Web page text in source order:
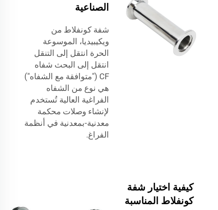
الصناعية
شفة كونفلاط من
ويكيبيديا، الموسوعة
الحرة انتقل إلى التنقل
انتقل إلى البحث شفاه
CF ("متوافقة مع الشفاه")
هي نوع من الشفاه
الفراغية العالية تُستخدم
لإنشاء وصلات محكمة
معدنية-بمعدنية في أنظمة
الفراغ.
كيفية اختيار شفة
كونفلاط المناسبة